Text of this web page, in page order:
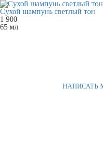
Сухой шампунь светлый тон
1 900
65 мл
НАПИСАТЬ